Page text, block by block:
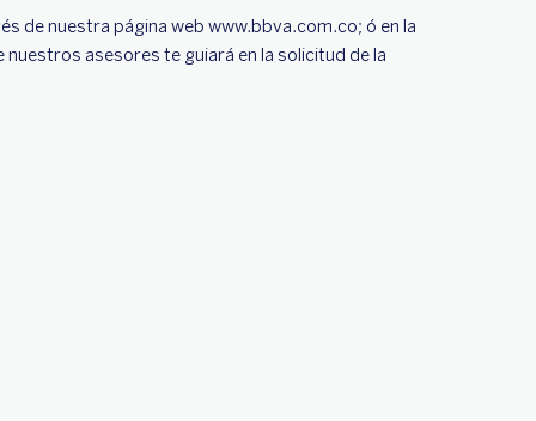
de nuestra página web www.bbva.com.co; ó en la
asesores te guiará en la solicitud de la